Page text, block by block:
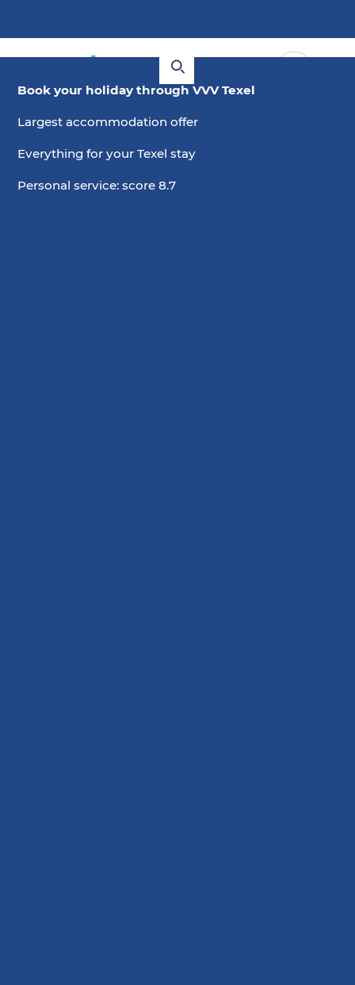
Book your holiday through VVV Texel
Largest accommodation offer
Everything for your Texel stay
Personal service: score 8.7